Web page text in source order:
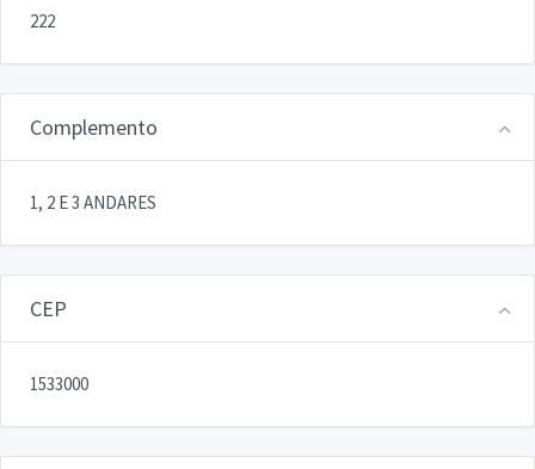
222
Complemento
1, 2 E 3 ANDARES
CEP
1533000